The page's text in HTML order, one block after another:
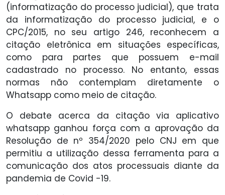
(informatização do processo judicial), que trata
da informatização do processo judicial, e o
CPC/2015, no seu artigo 246, reconhecem a
citação eletrônica em situações específicas,
como para partes que possuem e-mail
cadastrado no processo. No entanto, essas
normas não contemplam diretamente o
Whatsapp como meio de citação.
O debate acerca da citação via aplicativo
whatsapp ganhou força com a aprovação da
Resolução de nº 354/2020 pelo CNJ em que
permitiu a utilização dessa ferramenta para a
comunicação dos atos processuais diante da
pandemia de Covid -19.